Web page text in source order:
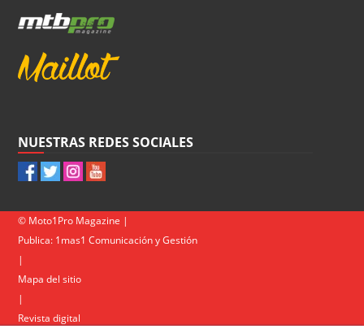
NUESTRAS REDES SOCIALES
© Moto1Pro Magazine |
Publica: 1mas1 Comunicación y Gestión
|
Mapa del sitio
|
Revista digital